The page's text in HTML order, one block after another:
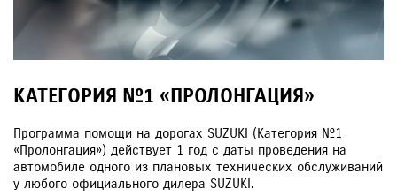
КАТЕГОРИЯ №1 «ПРОЛОНГАЦИЯ»
Программа помощи на дорогах SUZUKI (Категория №1
«Пролонгация») действует 1 год с даты проведения на
автомобиле одного из плановых технических обслуживаний
у любого официального дилера SUZUKI.